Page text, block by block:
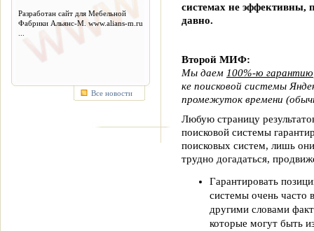
системах не эффективны,
давно.
Второй МИФ:
Мы даем 100%-ю гарантию
ке поисковой системы
промежуток времени
Любую страницу
поисковой системы
поисковых систем, лишь
трудно догадаться,
Гарантировать
системы очень часто
другими словами
которые могут быть
Разработан сайт для Мебельной
Фабрики Альянс-М. www.alians-m.ru
Все новости